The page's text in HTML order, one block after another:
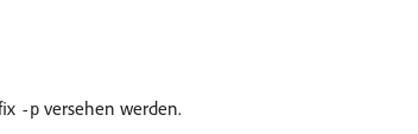
-p versehen werden.